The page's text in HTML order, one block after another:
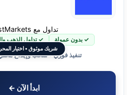
شريك موثوق • اختيار
تداول مع JustMarkets
✓ بدون عمولة ✓ تداول الذهب
تنفيذ فوري • سحب وإيداع
ابدأ الآن ←